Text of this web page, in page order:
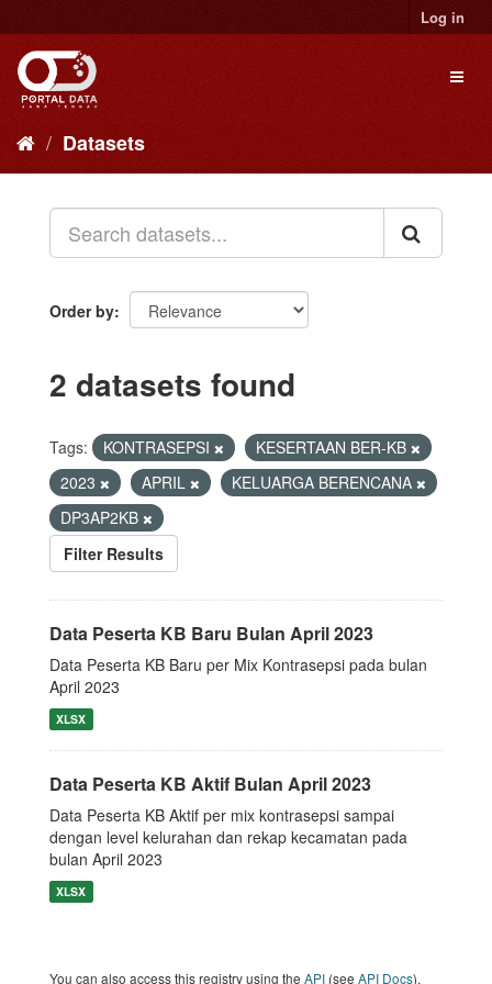
to
content
Log in
Datasets
Order by
2 datasets found
Tags: KONTRASEPSI
KESERTAAN BER-KB
2023
APRIL
KELUARGA BERENCANA
DP3AP2KB
Filter Results
Data Peserta KB Baru Bulan April 2023
Data Peserta KB Baru per Mix Kontrasepsi pada bulan
April 2023
XLSX
Data Peserta KB Aktif Bulan April 2023
Data Peserta KB Aktif per mix kontrasepsi sampai
dengan level kelurahan dan rekap kecamatan pada
bulan April 2023
XLSX
You can also access this registry using the API (see API Docs).